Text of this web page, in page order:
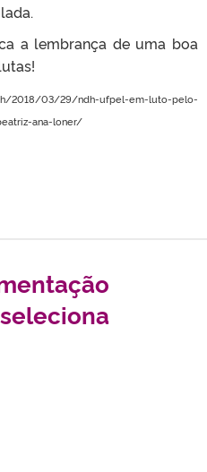
a lembrança de uma boa
03/29/ndh-ufpel-em-luto-pelo-
ana-loner/